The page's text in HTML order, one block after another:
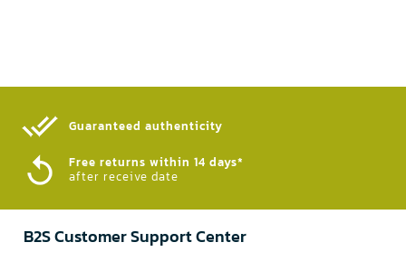
Guaranteed authenticity​
Free returns within 14 days*
after receive date
B2S Customer Support Center